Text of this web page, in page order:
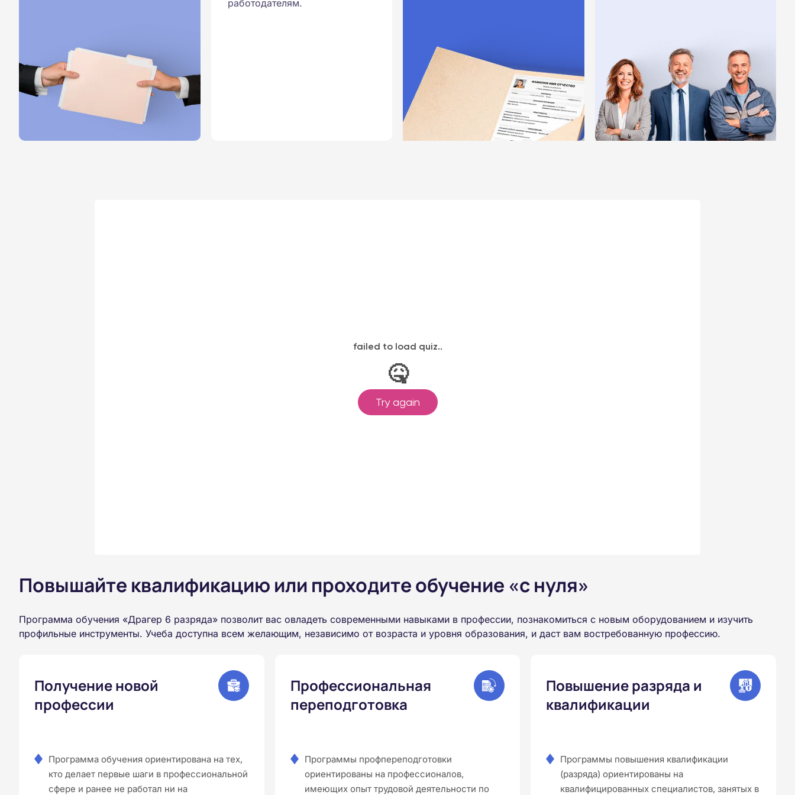
работодателям.
Повышайте квалификацию или проходите обучение «с нуля»
Программа обучения «Драгер 6 разряда» позволит вас овладеть современными навыками в профессии, познакомиться с новым оборудованием и изучить
профильные инструменты. Учеба доступна всем желающим, независимо от возраста и уровня образования, и даст вам востребованную профессию.
Получение новой
профессии
Программа обучения ориентирована на тех,
кто делает первые шаги в профессиональной
сфере и ранее не работал ни на
Профессиональная
переподготовка
Программы профпереподготовки
ориентированы на профессионалов,
имеющих опыт трудовой деятельности по
Повышение разряда и
квалификации
Программы повышения квалификации
(разряда) ориентированы на
квалифицированных специалистов, занятых в